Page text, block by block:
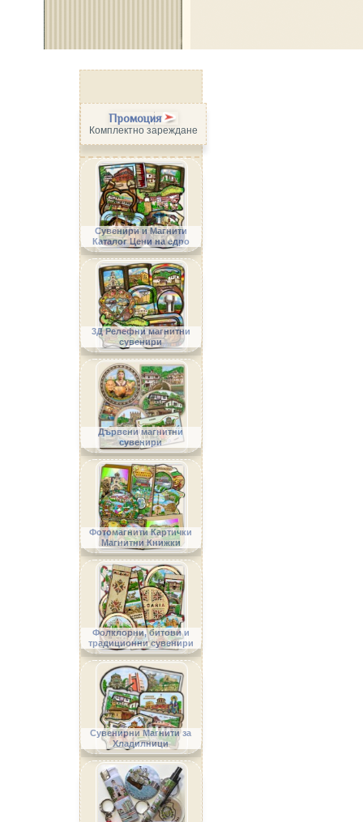
Промоция
Комплектно зареждане
Сувенири и Магнити
Каталог Цени на едро
3Д Релефни магнитни
сувенири
Дървени магнитни
сувенири
Фотомагнити Картички
Магнитни Книжки
Фолклорни, битови и
традиционни сувенири
Сувенирни Магнити за
Хладилници